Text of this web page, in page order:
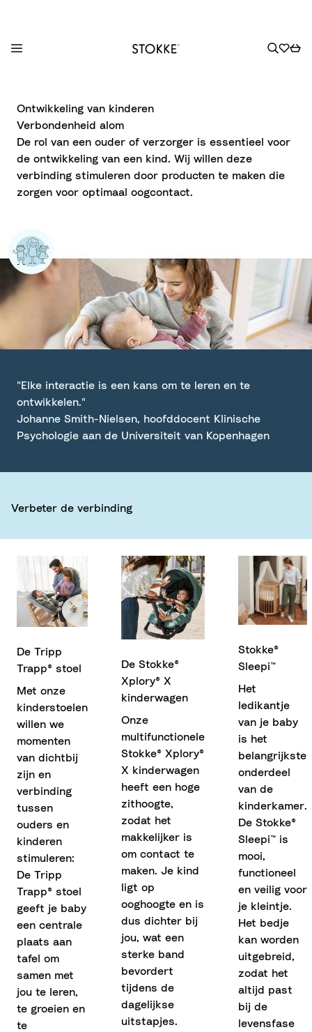
Ontwikkeling van kinderen
Verbondenheid alom
De rol van een ouder of verzorger is essentieel voor
de ontwikkeling van een kind. Wij willen deze
verbinding stimuleren door producten te maken die
zorgen voor optimaal oogcontact.
"Elke interactie is een kans om te leren en te
ontwikkelen."
Johanne Smith-Nielsen, hoofddocent Klinische
Psychologie aan de Universiteit van Kopenhagen
Verbeter de verbinding
De Tripp
Trapp® stoel
Met onze
kinderstoelen
willen we
momenten
van dichtbij
zijn en
verbinding
tussen
ouders en
kinderen
stimuleren:
De Tripp
Trapp® stoel
geeft je baby
een centrale
plaats aan
tafel om
samen met
jou te leren,
te groeien en
te
De Stokke®
Xplory® X
kinderwagen
Onze
multifunctionele
Stokke® Xplory®
X kinderwagen
heeft een hoge
zithoogte,
zodat het
makkelijker is
om contact te
maken. Je kind
ligt op
ooghoogte en is
dus dichter bij
jou, wat een
sterke band
bevordert
tijdens de
dagelijkse
uitstapjes.
Stokke®
Sleepi™
Het
ledikantje
van je baby
is het
belangrijkste
onderdeel
van de
kinderkamer.
De Stokke®
Sleepi™ is
mooi,
functioneel
en veilig voor
je kleintje.
Het bedje
kan worden
uitgebreid,
zodat het
altijd past
bij de
levensfase